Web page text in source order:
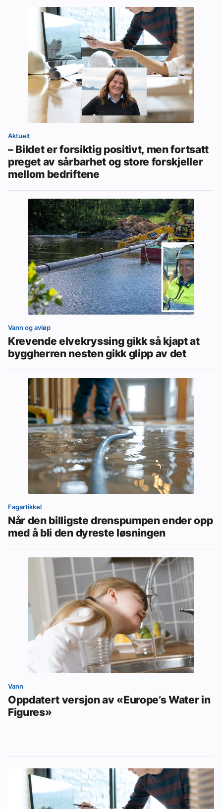
Aktuelt
– Bildet er forsiktig positivt, men fortsatt
preget av sårbarhet og store forskjeller
mellom bedriftene
Vann og avløp
Krevende elvekryssing gikk så kjapt at
byggherren nesten gikk glipp av det
Fagartikkel
Når den billigste drenspumpen ender opp
med å bli den dyreste løsningen
Vann
Oppdatert versjon av «Europe’s Water in
Figures»